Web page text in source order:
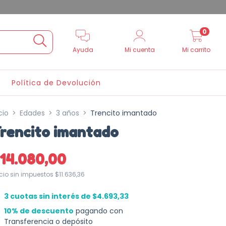
Ayuda Mi cuenta Mi carrito
0
Política de Devolución
> Edades > 3 años > Trencito imantado
imantado
sin impuestos $11.636,36
3 cuotas sin interés de $4.693,33
10% de descuento pagando con
Transferencia o depósito